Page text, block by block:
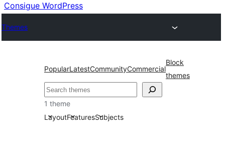
Consigue WordPress
Themes
PopularLatestCommunityCommercial
Block
themes
Buscar
1 theme
LayoutFeaturesSubjects